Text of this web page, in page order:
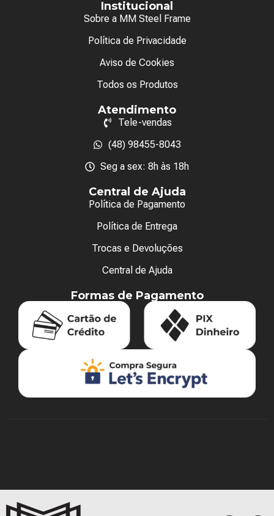
Institucional
Sobre a MM Steel Frame
Política de Privacidade
Aviso de Cookies
Todos os Produtos
Atendimento
Tele-vendas
(48) 98455-8043
Seg a sex: 8h às 18h
Central de Ajuda
Política de Pagamento
Política de Entrega
Trocas e Devoluções
Central de Ajuda
Formas de Pagamento